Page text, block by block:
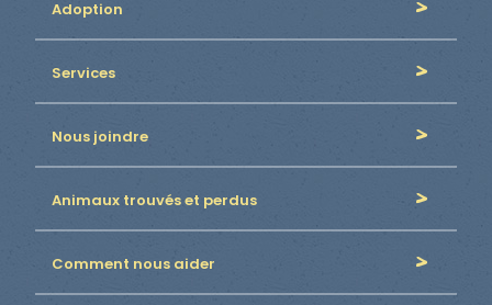
Adoption
Services
Nous joindre
Animaux trouvés et perdus
Comment nous aider